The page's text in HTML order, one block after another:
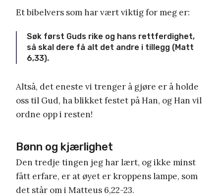
Et bibelvers som har vært viktig for meg er:
Søk først Guds rike og hans rettferdighet,
så skal dere få alt det andre i tillegg (Matt
6,33).
Altså, det eneste vi trenger å gjøre er å holde
oss til Gud, ha blikket festet på Han, og Han vil
ordne opp i resten!
Bønn og kjærlighet
Den tredje tingen jeg har lært, og ikke minst
fått erfare, er at øyet er kroppens lampe, som
det står om i Matteus 6,22-23.